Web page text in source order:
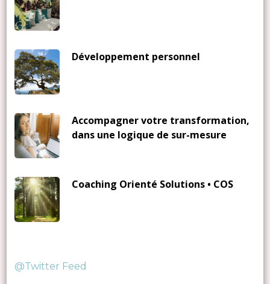
Développement personnel
Accompagner votre transformation,
dans une logique de sur-mesure
Coaching Orienté Solutions • COS
@Twitter Feed